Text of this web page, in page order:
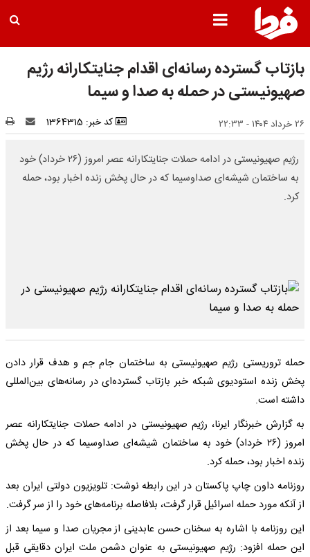
بازتاب گسترده رسانه‌ای اقدام جنایتکارانه رژیم
صهیونیستی در حمله به صدا و سیما
۲۶ خرداد ۱۴۰۴ - ۲۲:۳۳ کد خبر: 1364315
رژیم صهیونیستی در ادامه حملات جنایتکارانه عصر امروز (۲۶ خرداد) خود
به ساختمان شیشه‌ای صداوسیما که در حال پخش زنده اخبار بود، حمله
کرد.
حمله تروریستی رژیم صهیونیستی به ساختمان جام جم و هدف قرار دادن
پخش زنده استودیوی شبکه خبر بازتاب گسترده‌ای در رسانه‌های بین‌المللی
داشته است.
به گزارش خبرنگار ایرنا، رژیم صهیونیستی در ادامه حملات جنایتکارانه عصر
امروز (۲۶ خرداد) خود به ساختمان شیشه‌ای صداوسیما که در حال پخش
زنده اخبار بود، حمله کرد.
روزنامه داون چاپ پاکستان در این رابطه نوشت: تلویزیون دولتی ایران بعد
از آنکه مورد حمله اسرائیل قرار گرفت، بلافاصله برنامه‌های خود را از سر گرفت.
این روزنامه با اشاره به سخنان حسن عابدینی از مجریان صدا و سیما بعد از
این حمله افزود: رژیم صهیونیستی به عنوان دشمن ملت ایران دقایقی قبل